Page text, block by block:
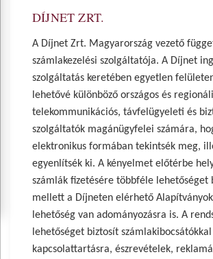
DÍJNET ZRT.
A Díjnet Zrt. Magyarország vezető
számlakezelési szolgáltatója. A Díjnet
szolgáltatás keretében egyetlen
lehetővé különböző országos és
telekommunikációs, távfelügyeleti és
szolgáltatók magánügyfelei számára,
elektronikus formában tekintsék meg,
egyenlítsék ki. A kényelmet előtérbe
számlák fizetésére többféle lehetőséget
mellett a Díjneten elérhető
lehetőség van adományozásra is. A
lehetőséget biztosít
kapcsolattartásra, észrevételek,